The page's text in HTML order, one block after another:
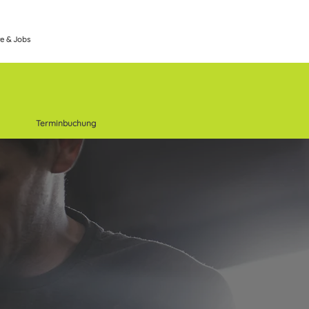
& Jobs
Terminbuchung